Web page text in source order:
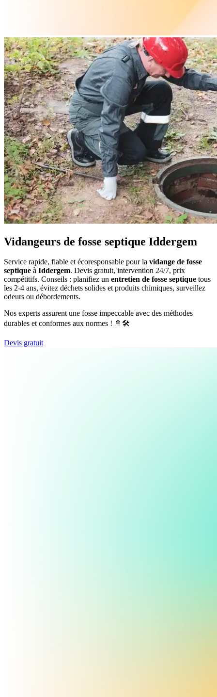
Vidangeurs de fosse septique Iddergem
Service rapide, fiable et écoresponsable pour la vidange de fosse
septique à Iddergem. Devis gratuit, intervention 24/7, prix
compétitifs. Conseils : planifiez un entretien de fosse septique tous
les 2-4 ans, évitez déchets solides et produits chimiques, surveillez
odeurs ou débordements.
Nos experts assurent une fosse impeccable avec des méthodes
durables et conformes aux normes ! 🚿🛠️
Devis gratuit